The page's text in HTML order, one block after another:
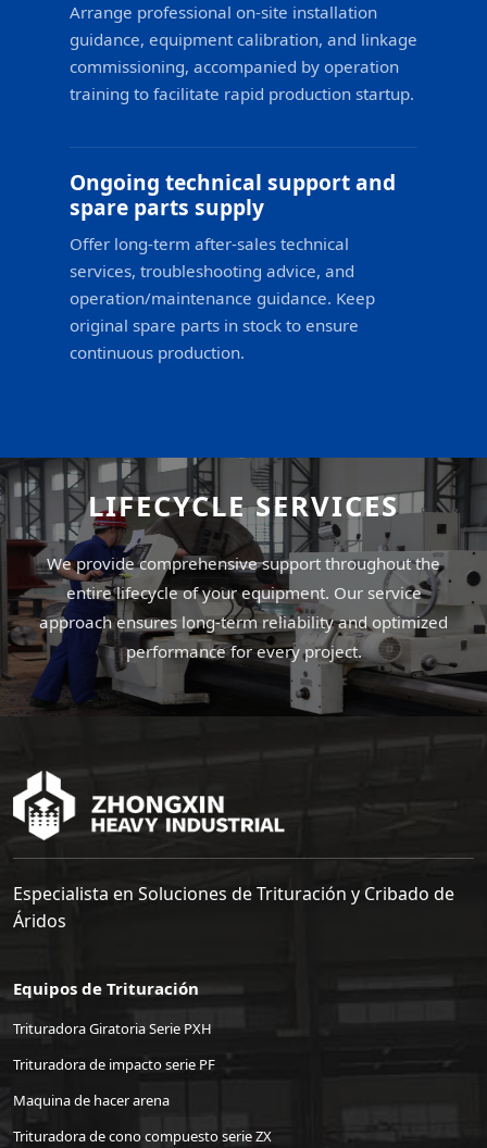
Arrange professional on-site installation
guidance, equipment calibration, and linkage
commissioning, accompanied by operation
training to facilitate rapid production startup.
Ongoing technical support and
spare parts supply
Offer long-term after-sales technical
services, troubleshooting advice, and
operation/maintenance guidance. Keep
original spare parts in stock to ensure
continuous production.
LIFECYCLE SERVICES
We provide comprehensive support throughout the
entire lifecycle of your equipment. Our service
approach ensures long-term reliability and optimized
performance for every project.
Especialista en Soluciones de Trituración y Cribado de
Áridos
Equipos de Trituración
Trituradora Giratoria Serie PXH
Trituradora de impacto serie PF
Maquina de hacer arena
Trituradora de cono compuesto serie ZX